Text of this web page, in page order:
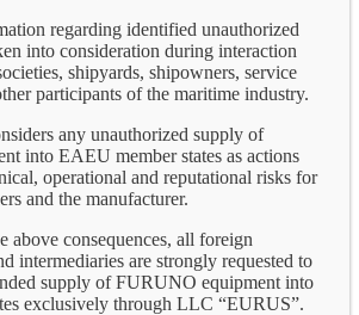
regarding identified unauthorized
into consideration during interaction
shipyards, shipowners, service
participants of the maritime industry.
any unauthorized supply of
into EAEU member states as actions
operational and reputational risks for
and the manufacturer.
above consequences, all foreign
intermediaries are strongly requested to
supply of FURUNO equipment into
exclusively through LLC “EURUS”.